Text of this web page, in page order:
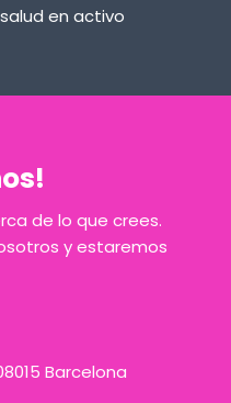
en activo
de lo que crees.
y estaremos
Barcelona